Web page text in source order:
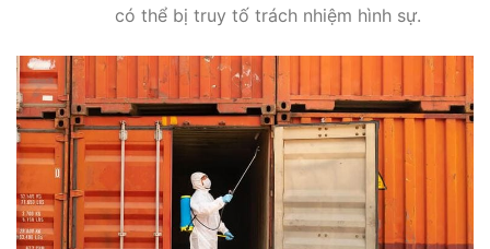
có thể bị truy tố trách nhiệm hình sự.